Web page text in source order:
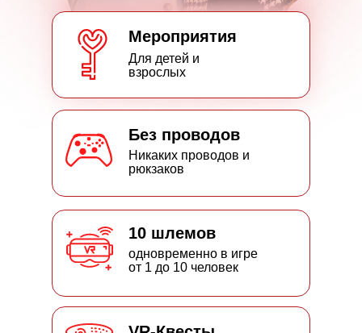
одновременно в игре
от 1 до 10 человек
10 шлемов
Никаких проводов и
рюкзаков
Без проводов
Для детей и
взрослых
Мероприятия